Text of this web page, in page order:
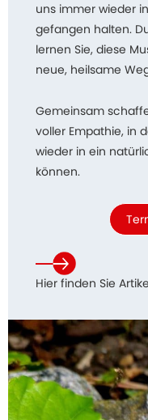
uns immer wieder
gefangen halten.
lernen Sie, diese
neue, heilsame
Gemeinsam
voller Empathie, in
wieder in ein
können.
Hier finden Sie